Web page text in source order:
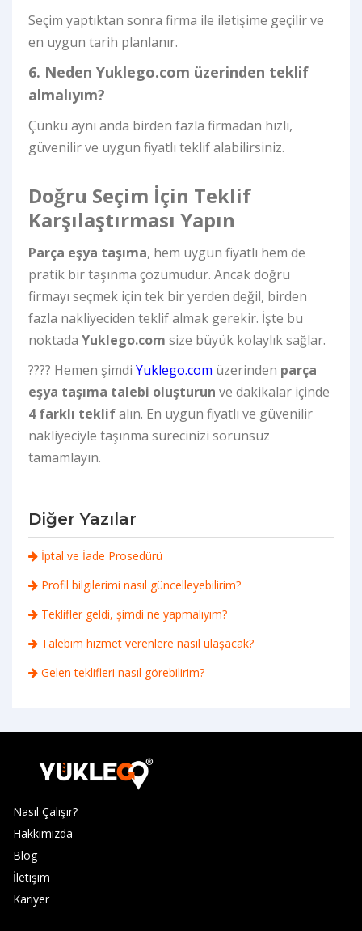
Seçim yaptıktan sonra firma ile iletişime geçilir ve
en uygun tarih planlanır.
6. Neden Yuklego.com üzerinden teklif
almalıyım?
Çünkü aynı anda birden fazla firmadan hızlı,
güvenilir ve uygun fiyatlı teklif alabilirsiniz.
Doğru Seçim İçin Teklif
Karşılaştırması Yapın
Parça eşya taşıma, hem uygun fiyatlı hem de
pratik bir taşınma çözümüdür. Ancak doğru
firmayı seçmek için tek bir yerden değil, birden
fazla nakliyeciden teklif almak gerekir. İşte bu
noktada Yuklego.com size büyük kolaylık sağlar.
???? Hemen şimdi Yuklego.com üzerinden parça
eşya taşıma talebi oluşturun ve dakikalar içinde
4 farklı teklifalın. En uygun fiyatlı ve güvenilir
nakliyeciyle taşınma sürecinizi sorunsuz
tamamlayın.
Diğer Yazılar
İptal ve İade Prosedürü
Profil bilgilerimi nasıl güncelleyebilirim?
Teklifler geldi, şimdi ne yapmalıyım?
Talebim hizmet verenlere nasıl ulaşacak?
Gelen teklifleri nasıl görebilirim?
Nasıl Çalışır?
Hakkımızda
Blog
İletişim
Kariyer